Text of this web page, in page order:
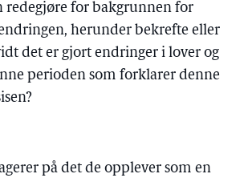
redegjøre for bakgrunnen for
herunder bekrefte eller
det er gjort endringer i lover og
perioden som forklarer denne
på det de opplever som en